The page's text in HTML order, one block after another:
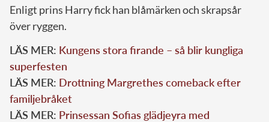
Enligt prins Harry fick han blåmärken och skrapsår
över ryggen.
LÄS MER: Kungens stora firande – så blir kungliga
superfesten
LÄS MER: Drottning Margrethes comeback efter
familjebråket
LÄS MER: Prinsessan Sofias glädjeyra med